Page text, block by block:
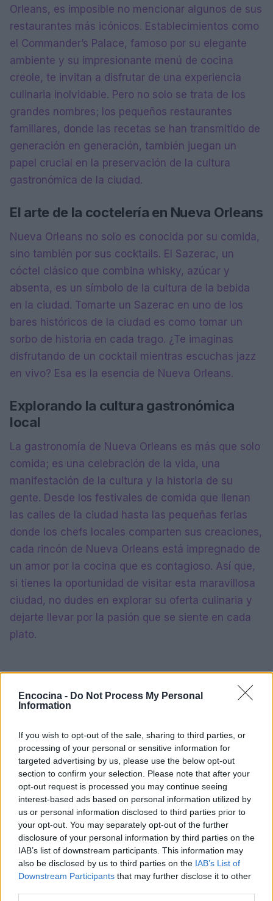
Encocina - Do Not Process My Personal
Information
If you wish to opt-out of the sale, sharing to third parties, or
processing of your personal or sensitive information for
targeted advertising by us, please use the below opt-out
section to confirm your selection. Please note that after your
opt-out request is processed you may continue seeing
interest-based ads based on personal information utilized by
us or personal information disclosed to third parties prior to
your opt-out. You may separately opt-out of the further
disclosure of your personal information by third parties on the
IAB’s list of downstream participants. This information may
also be disclosed by us to third parties on the IAB’s List of
Downstream Participants that may further disclose it to other
Orleans, es imposible no mencionar algunos de sus
restaurantes más icónicos. Establecimientos como
el Commander’s Palace, famoso por su elegante
ambiente y su impresionante menú de cocina
creole, te invitan a disfrutar de una experiencia
culinaria inolvidable. Pero no solo se trata de los
grandes nombres; los pequeños restaurantes
familiares, donde las recetas se han transmitido de
generación en generación, también juegan un
papel crucial en la preservación de la cultura
gastronómica de la ciudad.
El arte de la coctelería en Nueva Orleans
Nueva Orleans no solo es conocida por su comida,
sino también por sus cocktails. El Sazerac, un
cóctel clásico que combina whisky, azúcar y
absenta, es un símbolo de la cultura de la bebida
en la ciudad. Tomarte un Sazerac en uno de los
bares históricos de la ciudad es como tomar un
sorbo de historia en cada trago. ¿Te imaginas
disfrutando de un cocktail mientras escuchas jazz
en vivo? Esa es la esencia de Nueva Orleans.
Explorando la cultura gastronómica
local
La gastronomía de Nueva Orleans es más que solo
comida; es una celebración de la vida, una
manifestación de la cultura y la historia de su
gente. Desde los festivales de comida que llenan
las calles de la ciudad hasta las pequeñas ferias
donde los chefs locales comparten sus creaciones,
cada rincón de Nueva Orleans está impregnado de
un amor por la cocina que es contagioso. Así que,
si tienes la oportunidad de visitar esta maravillosa
ciudad, no dudes en explorar su oferta culinaria y
dejarte llevar por la pasión que se siente en cada
plato.